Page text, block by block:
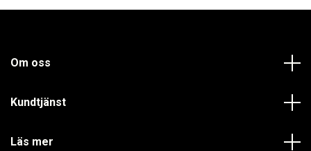
Om oss
Kundtjänst
Läs mer